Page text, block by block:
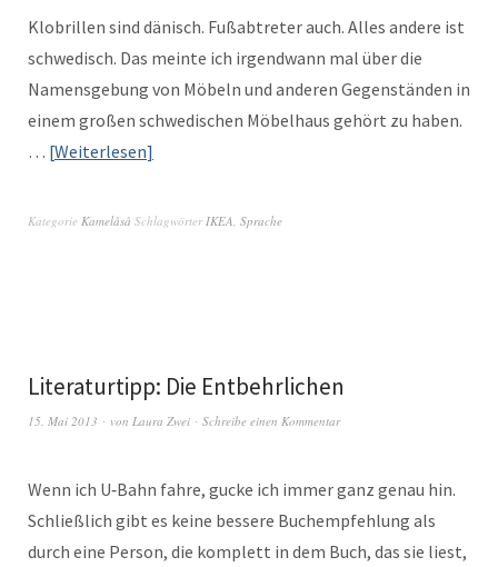
Klo­brillen sind dänisch. Fußab­treter auch. Alles andere ist
schwedisch. Das meinte ich irgend­wann mal über die
Namensge­bung von Möbeln und anderen Gegen­stän­den in
einem großen schwedis­chen Möbel­haus gehört zu haben.
… Weit­er­lesen
Kategorie Kamelåså Schlagwörter IKEA Sprache
Literaturtipp: Die Entbehrlichen
15. Mai 2013 von Laura Zwei Schreibe einen Kommentar
Wenn ich U‑Bahn fahre, gucke ich immer ganz genau hin.
Schließlich gibt es keine bessere Buchempfehlung als
durch eine Per­son, die kom­plett in dem Buch, das sie liest,